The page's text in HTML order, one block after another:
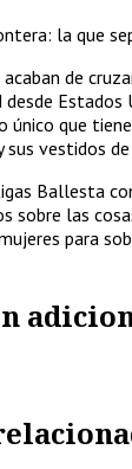
la que
acaban de
Estados
único que
vestidos
Ballesta
sobre las
para